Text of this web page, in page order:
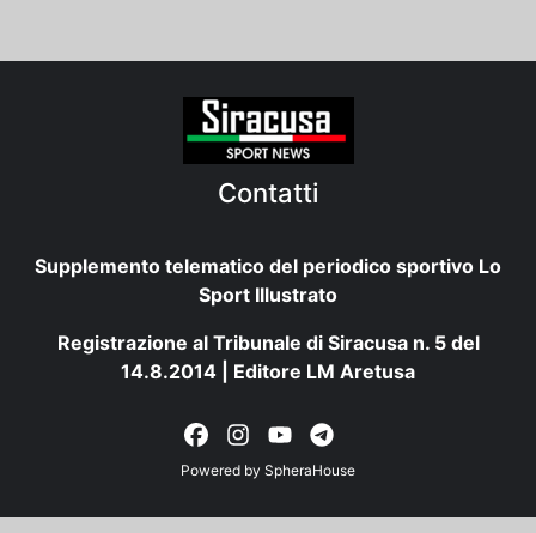
Contatti
Supplemento telematico del periodico sportivo Lo
Sport Illustrato
Registrazione al Tribunale di Siracusa n. 5 del
14.8.2014 | Editore LM Aretusa
Powered by SpheraHouse